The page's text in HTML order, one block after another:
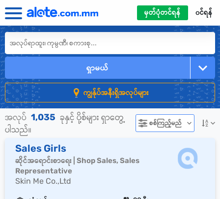
မှတ်ပုံတင်ရန် ၀င်ရန်
ရှာမယ်
ကျွန်ုပ်အနီးရှိအလုပ်များ
အလုပ် 1,035 ခုနှင့် ပို့စ်များ ရှာတွေ့
ပါသည်။
စစ်ကြည့်မည်
Sales Girls
ဆိုင်အရောင်းစာရေး | Shop Sales, Sales
Representative
Skin Me Co.,Ltd